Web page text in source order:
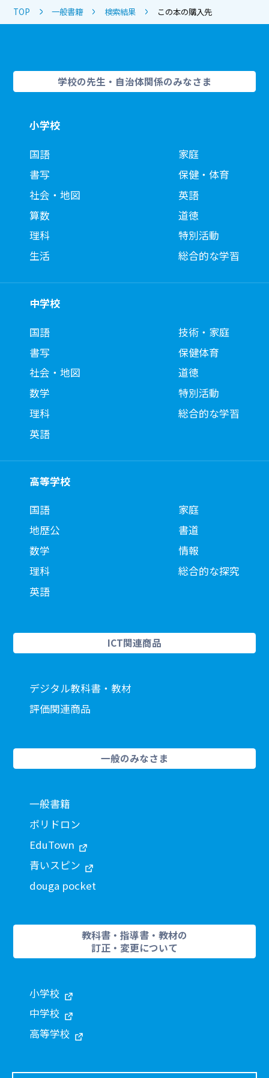
TOP 一般書籍 検索結果 この本の購入先
学校の先生・自治体関係のみなさま
小学校
国語
書写
社会・地図
算数
理科
生活
家庭
保健・体育
英語
道徳
特別活動
総合的な学習
中学校
国語
書写
社会・地図
数学
理科
英語
技術・家庭
保健体育
道徳
特別活動
総合的な学習
高等学校
国語
地歴公
数学
理科
英語
家庭
書道
情報
総合的な探究
ICT関連商品
デジタル教科書・教材
評価関連商品
一般のみなさま
一般書籍
ポリドロン
EduTown
青いスピン
douga pocket
教科書・指導書・教材の
訂正・変更について
小学校
中学校
高等学校